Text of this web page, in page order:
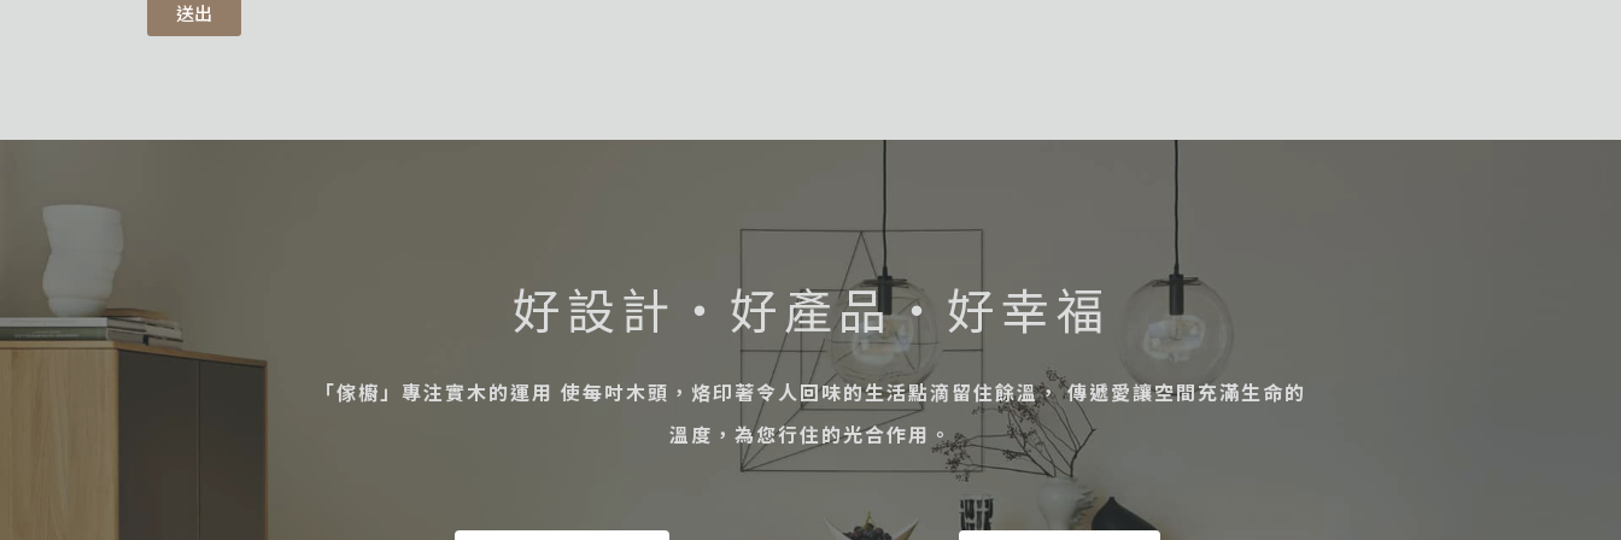
送出
好設計・好產品・好幸福
「傢櫥」專注實木的運用 使每吋木頭，烙印著令人回味的生活點滴留住餘溫， 傳遞愛讓空間充滿生命的
溫度，為您行住的光合作用。